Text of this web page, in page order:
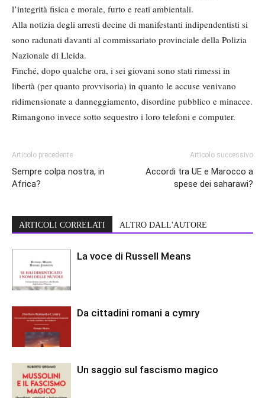
l’integrità fisica e morale, furto e reati ambientali.
Alla notizia degli arresti decine di manifestanti indipendentisti si
sono radunati davanti al commissariato provinciale della Polizia
Nazionale di Lleida.
Finché, dopo qualche ora, i sei giovani sono stati rimessi in
libertà (per quanto provvisoria) in quanto le accuse venivano
ridimensionate a danneggiamento, disordine pubblico e minacce.
Rimangono invece sotto sequestro i loro telefoni e computer.
Articolo precedente
Sempre colpa nostra, in
Africa?
Articolo successivo
Accordi tra UE e Marocco a
spese dei saharawi?
ARTICOLI CORRELATI ALTRO DALL'AUTORE
La voce di Russell Means
Da cittadini romani a cymry
Un saggio sul fascismo magico